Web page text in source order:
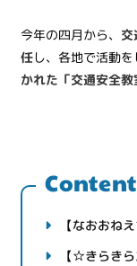
今年の四月から、
任し、各地で活動を
かれた「交通安全教
【なおおね
【☆きらき